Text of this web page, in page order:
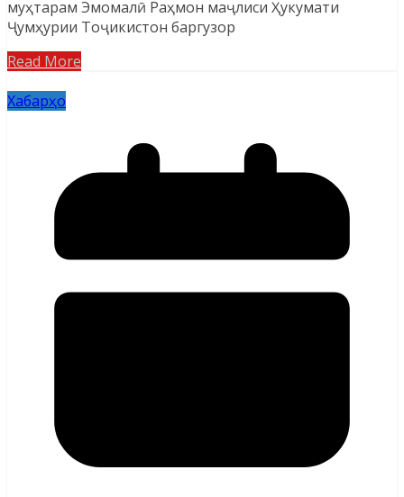
муҳтарам Эмомалӣ Раҳмон маҷлиси Ҳукумати
Ҷумҳурии Тоҷикистон баргузор
Read More
Хабарҳо